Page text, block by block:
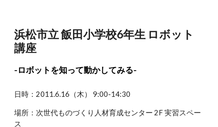
浜松市立 飯田小学校6年生 ロボット
講座
-ロボットを知って動かしてみる-
日時：2011.6.16（木） 9:00-14:30
場所：次世代ものづくり人材育成センター 2F 実習スペー
ス